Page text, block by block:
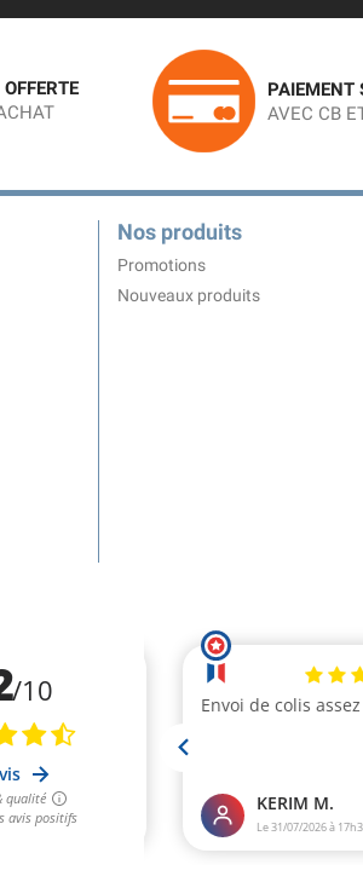
PAIEMENT
AVEC CB
Nos produits
Promotions
Nouveaux produits